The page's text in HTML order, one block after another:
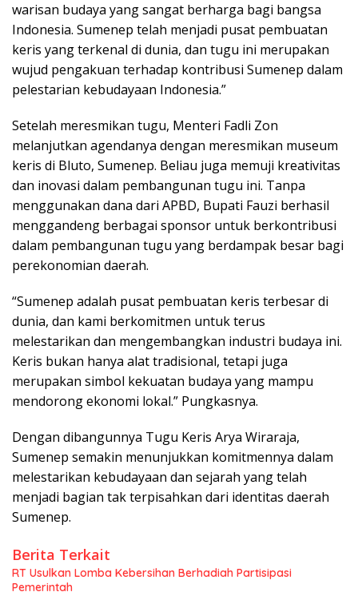
warisan budaya yang sangat berharga bagi bangsa
Indonesia. Sumenep telah menjadi pusat pembuatan
keris yang terkenal di dunia, dan tugu ini merupakan
wujud pengakuan terhadap kontribusi Sumenep dalam
pelestarian kebudayaan Indonesia.”
Setelah meresmikan tugu, Menteri Fadli Zon
melanjutkan agendanya dengan meresmikan museum
keris di Bluto, Sumenep. Beliau juga memuji kreativitas
dan inovasi dalam pembangunan tugu ini. Tanpa
menggunakan dana dari APBD, Bupati Fauzi berhasil
menggandeng berbagai sponsor untuk berkontribusi
dalam pembangunan tugu yang berdampak besar bagi
perekonomian daerah.
“Sumenep adalah pusat pembuatan keris terbesar di
dunia, dan kami berkomitmen untuk terus
melestarikan dan mengembangkan industri budaya ini.
Keris bukan hanya alat tradisional, tetapi juga
merupakan simbol kekuatan budaya yang mampu
mendorong ekonomi lokal.” Pungkasnya.
Dengan dibangunnya Tugu Keris Arya Wiraraja,
Sumenep semakin menunjukkan komitmennya dalam
melestarikan kebudayaan dan sejarah yang telah
menjadi bagian tak terpisahkan dari identitas daerah
Sumenep.
Berita Terkait
RT Usulkan Lomba Kebersihan Berhadiah Partisipasi
Pemerintah